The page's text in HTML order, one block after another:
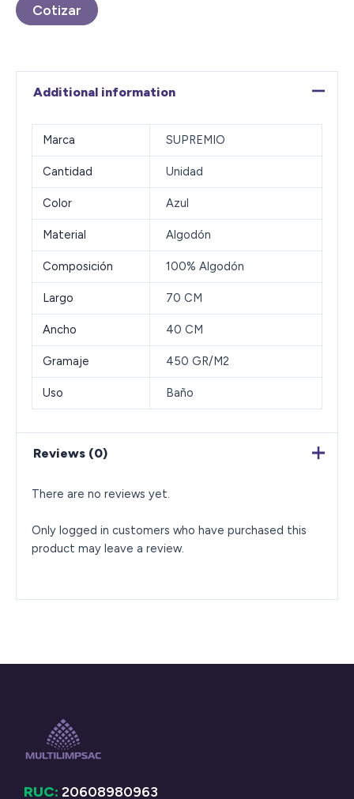
Cotizar
Additional information
Marca SUPREMIO
Cantidad Unidad
Color Azul
Material Algodón
Composición 100% Algodón
Largo 70 CM
Ancho 40 CM
Gramaje 450 GR/M2
Uso Baño
Reviews (0)
There are no reviews yet.
Only logged in customers who have purchased this
product may leave a review.
RUC: 20608980963